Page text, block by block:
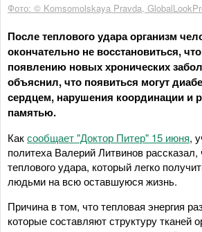
Фото: © Komsomolskaya Pravda,
После теплового удара организм
окончательно не восстановиться,
появлению новых хронических
объяснил, что появиться могут
сердцем, нарушения координации и
памятью.
Каксообщает "Доктор Питер" 15 июня,
политеха Валерий Литвинов рассказал,
теплового удара, который легко
людьми на всю оставшуюся жизнь.
Причина в том, что тепловая энергия
которые составляют структуру тканей